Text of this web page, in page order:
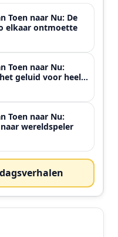
Toen naar Nu: De
elkaar ontmoette
Toen naar Nu:
geluid voor heel
Toen naar Nu:
wereldspeler